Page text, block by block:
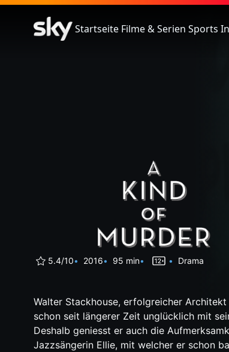
Startseite Filme & Serien Sports
A Kind Of Murder
5.4/10 2016 95 min Drama
Walter Stackhouse, erfolgreicher
schon seit längerer Zeit unglücklich mit
Deshalb geniesst er auch die
Jazzsängerin Ellie, mit welcher er schon